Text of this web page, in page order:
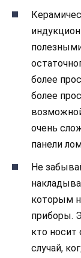
более
более
очень
панели
Не
которым
приборы.
кто носит
случай,